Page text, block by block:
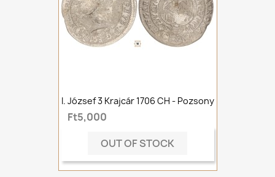
I. József 3 Krajcár 1706 CH - Pozsony
Ft5,000
OUT OF STOCK